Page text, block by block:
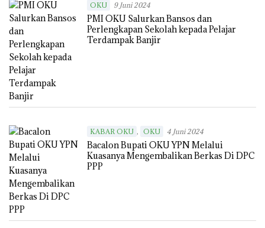
OKU 9 Juni 2024
PMI OKU Salurkan Bansos dan
Perlengkapan Sekolah kepada Pelajar
Terdampak Banjir
KABAR OKU , OKU 4 Juni 2024
Bacalon Bupati OKU YPN Melalui
Kuasanya Mengembalikan Berkas Di DPC
PPP